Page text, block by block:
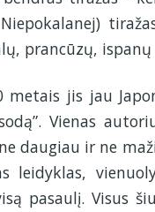
prancūzų,
metais jis jau
Vienas
daugiau ir ne
pasaulį. Visus